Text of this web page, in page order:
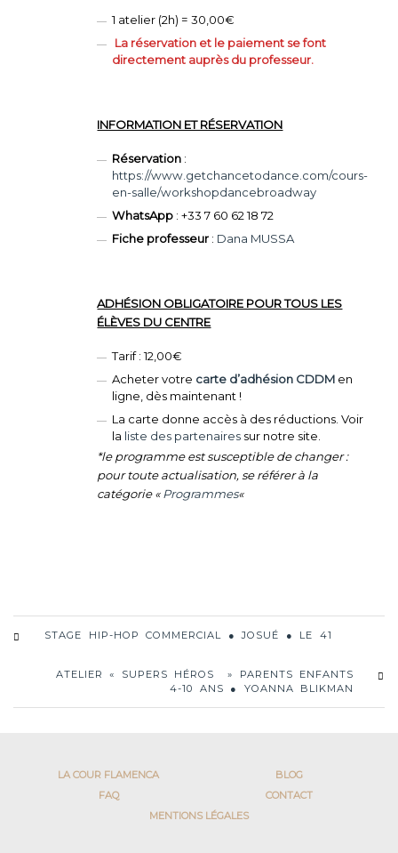
1 atelier (2h) = 30,00€
La réservation et le paiement se font
directement auprès du professeur.
INFORMATION ET RÉSERVATION
Réservation :
https://www.getchancetodance.com/cours-
en-salle/workshopdancebroadway
WhatsApp : +33 7 60 62 18 72
Fiche professeur : Dana MUSSA
ADHÉSION OBLIGATOIRE POUR TOUS LES
ÉLÈVES DU CENTRE
Tarif : 12,00€
Acheter votre carte d’adhésion CDDM en
ligne, dès maintenant !
La carte donne accès à des réductions. Voir
la liste des partenaires sur notre site.
*le programme est susceptible de changer :
pour toute actualisation, se référer à la
catégorie «Programmes«
STAGE HIP-HOP COMMERCIAL ● JOSUÉ ● LE 41
ATELIER « SUPERS HÉROS » PARENTS ENFANTS
4-10 ANS ● YOANNA BLIKMAN
LA COUR FLAMENCA
BLOG
FAQ
CONTACT
MENTIONS LÉGALES